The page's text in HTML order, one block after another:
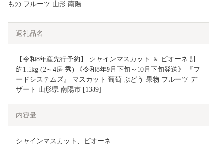
もの フルーツ 山形 南陽
返礼品名
【令和8年産先行予約】 シャインマスカット ＆ ピオーネ 計
約1.5kg (2～4房 秀) 《令和8年9月下旬～10月下旬発送》 『フ
ードシステムズ』 マスカット 葡萄 ぶどう 果物 フルーツ デ
ザート 山形県 南陽市 [1389]
内容量
シャインマスカット、ピオーネ